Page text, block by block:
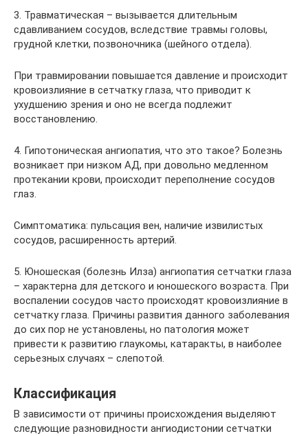
3. Травматическая – вызывается длительным
сдавливанием сосудов, вследствие травмы головы,
грудной клетки, позвоночника (шейного отдела).
При травмировании повышается давление и происходит
кровоизлияние в сетчатку глаза, что приводит к
ухудшению зрения и оно не всегда подлежит
восстановлению.
4. Гипотоническая ангиопатия, что это такое? Болезнь
возникает при низком АД, при довольно медленном
протекании крови, происходит переполнение сосудов
глаз.
Симптоматика: пульсация вен, наличие извилистых
сосудов, расширенность артерий.
5. Юношеская (болезнь Илза) ангиопатия сетчатки глаза
– характерна для детского и юношеского возраста. При
воспалении сосудов часто происходят кровоизлияние в
сетчатку глаза. Причины развития данного заболевания
до сих пор не установлены, но патология может
привести к развитию глаукомы, катаракты, в наиболее
серьезных случаях – слепотой.
Классификация
В зависимости от причины происхождения выделяют
следующие разновидности ангиодистонии сетчатки